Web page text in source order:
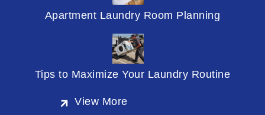
Apartment Laundry Room Planning
Tips to Maximize Your Laundry Routine
View More